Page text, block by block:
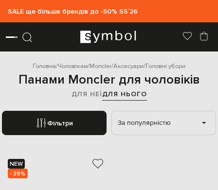
SALE ще більше брендів до -50% SS`26
Головна Чоловікам Moncler Аксесуари Головні убори
Панами Moncler для чоловіків
ДЛЯ НЕЇДЛЯ НЬОГО
Фільтри За популярністю
NEW
- 39%